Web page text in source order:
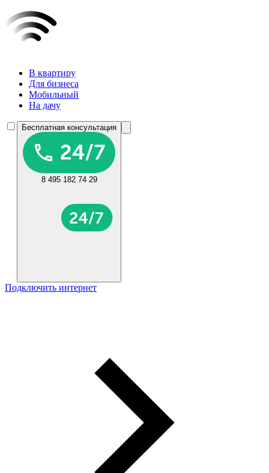
В квартиру
Для бизнеса
Мобильный
На дачу
Бесплатная консультация
8 495 182 74 29
Подключить интернет